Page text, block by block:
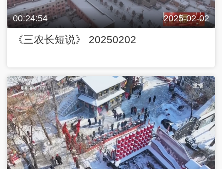
00:24:54 2025-02-02
《三农长短说》 20250202